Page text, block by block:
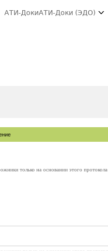
АТИ-ДокиАТИ-Доки (ЭДО)
только на основании этого